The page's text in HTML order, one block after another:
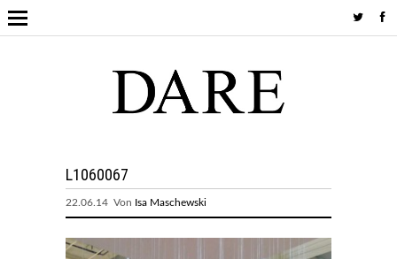
L1060067
22.06.14 Von Isa Maschewski